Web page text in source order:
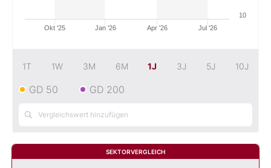
Jan '26 Jul '26
Okt '25 Apr '26
10
1T 1W 3M 6M 1J 3J 5J 10J
GD 50 GD 200
SEKTORVERGLEICH